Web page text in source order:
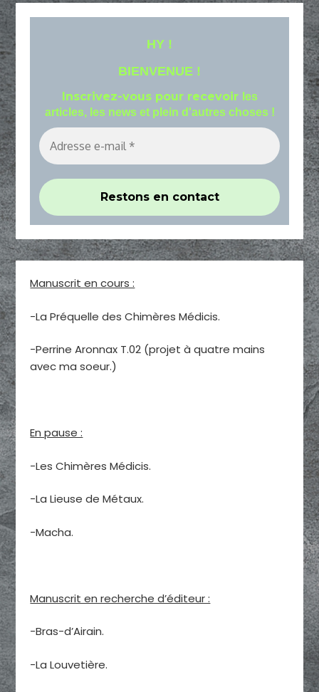
HY !
BIENVENUE !
Inscrivez-vous pour recevoir les
articles, les news et plein d'autres choses !
Manuscrit en cours :
-La Préquelle des Chimères Médicis.
-Perrine Aronnax T.02 (projet à quatre mains
avec ma soeur.)
En pause :
-Les Chimères Médicis.
-La Lieuse de Métaux.
-Macha.
Manuscrit en recherche d’éditeur :
-Bras-d’Airain.
-La Louvetière.